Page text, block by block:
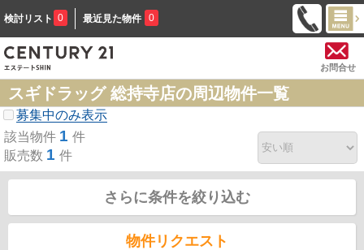
検討リスト 0 最近見た物件 0
お問合せ
スギドラッグ 総持寺店の周辺物件一覧
募集中のみ表示
該当物件 1 件
販売数 1 件
さらに条件を絞り込む
物件リクエスト